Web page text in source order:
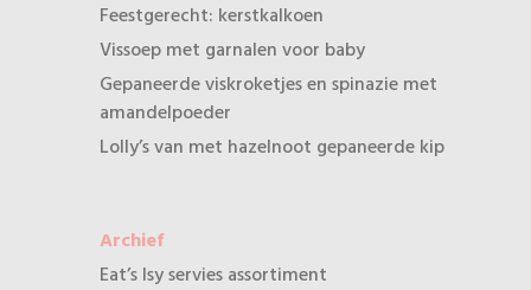
Feestgerecht: kerstkalkoen
Vissoep met garnalen voor baby
Gepaneerde viskroketjes en spinazie met
amandelpoeder
Lolly’s van met hazelnoot gepaneerde kip
Archief
Eat’s Isy servies assortiment